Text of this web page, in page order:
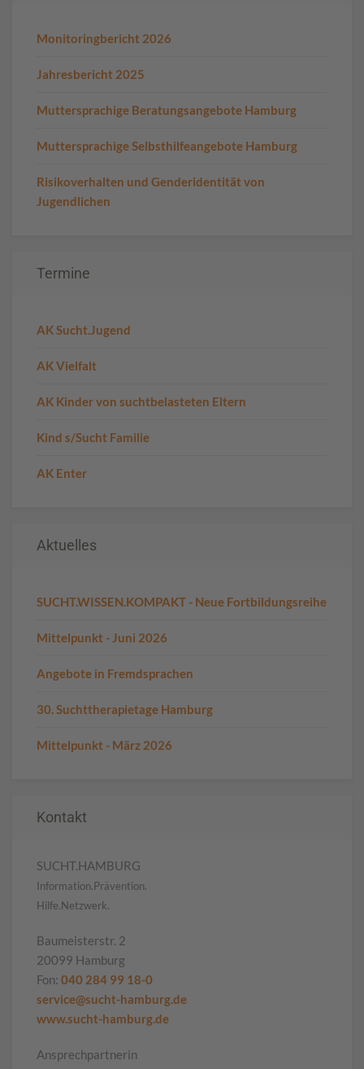
Monitoringbericht 2026
Jahresbericht 2025
Muttersprachige Beratungsangebote Hamburg
Muttersprachige Selbsthilfeangebote Hamburg
Risikoverhalten und Genderidentität von
Jugendlichen
Termine
AK Sucht.Jugend
AK Vielfalt
AK Kinder von suchtbelasteten Eltern
Kind s/Sucht Familie
AK Enter
Aktuelles
SUCHT.WISSEN.KOMPAKT - Neue Fortbildungsreihe
Mittelpunkt - Juni 2026
Angebote in Fremdsprachen
30. Suchttherapietage Hamburg
Mittelpunkt - März 2026
Kontakt
SUCHT.HAMBURG
Information.Prävention.
Hilfe.Netzwerk.
Baumeisterstr. 2
20099 Hamburg
Fon: 040 284 99 18-0
service@sucht-hamburg.de
www.sucht-hamburg.de
Ansprechpartnerin